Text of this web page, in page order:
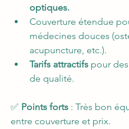
optiques.
Couverture étendue
médecines douces
acupuncture, etc.).
Tarifs attractifs pour
de qualité.
✅ Points forts : Très bon
entre couverture et prix.